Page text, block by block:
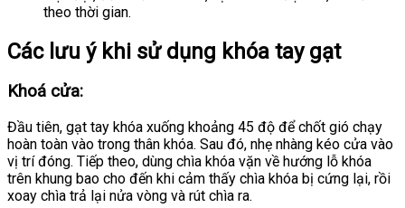
theo thời gian.
Các lưu ý khi sử dụng khóa tay gạt
Khoá cửa:
Đầu tiên, gạt tay khóa xuống khoảng 45 độ để chốt gió chạy
hoàn toàn vào trong thân khóa. Sau đó, nhẹ nhàng kéo cửa vào
vị trí đóng. Tiếp theo, dùng chìa khóa vặn về hướng lỗ khóa
trên khung bao cho đến khi cảm thấy chìa khóa bị cứng lại, rồi
xoay chìa trả lại nửa vòng và rút chìa ra.